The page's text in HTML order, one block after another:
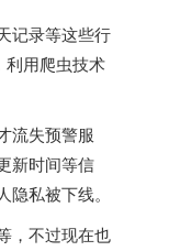
记录等这些行
利用爬虫技术
流失预警服
新时间等信
私被下线。
，不过现在也